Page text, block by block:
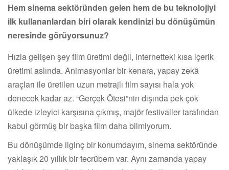
Hem sinema sektöründen gelen hem de bu teknolojiyi
ilk kullananlardan biri olarak kendinizi bu dönüşümün
neresinde görüyorsunuz?
Hızla gelişen şey film üretimi değil, internetteki kısa içerik
üretimi aslında. Animasyonlar bir kenara, yapay zekâ
araçları ile üretilen uzun metrajlı film sayısı hala yok
denecek kadar az. “Gerçek Ötesi”nin dışında pek çok
ülkede izleyici karşısına çıkmış, majör festivaller tarafından
kabul görmüş bir başka film daha bilmiyorum.
Bu dönüşümde ilginç bir konumdayım, sinema sektöründe
yaklaşık 20 yıllık bir tecrübem var. Aynı zamanda yapay